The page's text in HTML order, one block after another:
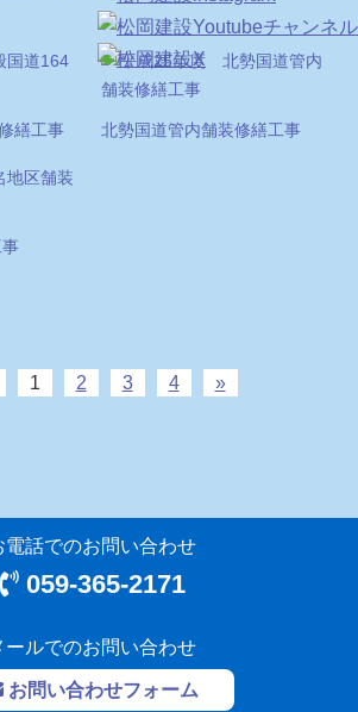
繕工事 北勢国道管内舗装修繕工事
1 2 3 4 »
電話でのお問い合わせ
059-365-2171
ールでのお問い合わせ
お問い合わせフォーム